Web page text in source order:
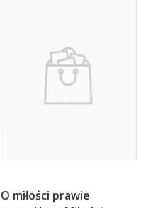
O miłości prawie